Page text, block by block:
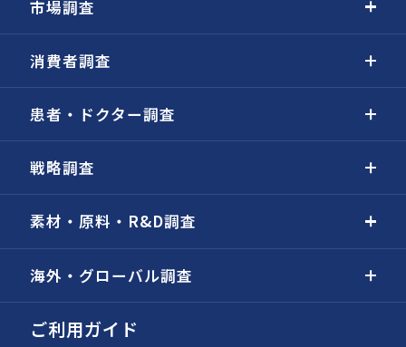
市場調査
消費者調査
患者・ドクター調査
戦略調査
素材・原料・R&D調査
海外・グローバル調査
ご利用ガイド